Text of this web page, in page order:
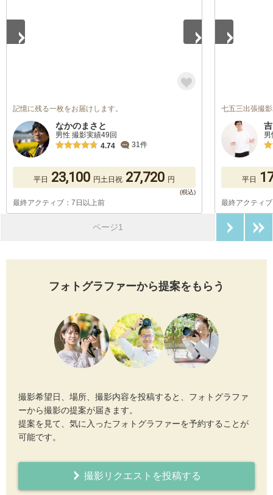
記憶に残る一枚をお届けします。
なかのまさと
男性 撮影実績49回
4.74
31件
平日 23,100 円土日祝 27,720 円
最終アクティブ：7日以上前
七五三出張撮
平日
最終アクティ
ページ1
フォトグラファーから提案をもらう
撮影希望日、場所、撮影内容を投稿すると、フォトグラファ
ーから撮影の提案が届きます。
提案を見て、気に入ったフォトグラファーを予約することが
可能です。
撮影リクエストを投稿する